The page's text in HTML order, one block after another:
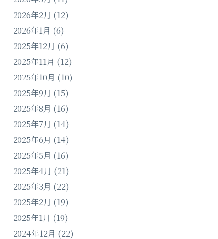
2026年2月 (12)
2026年1月 (6)
2025年12月 (6)
2025年11月 (12)
2025年10月 (10)
2025年9月 (15)
2025年8月 (16)
2025年7月 (14)
2025年6月 (14)
2025年5月 (16)
2025年4月 (21)
2025年3月 (22)
2025年2月 (19)
2025年1月 (19)
2024年12月 (22)